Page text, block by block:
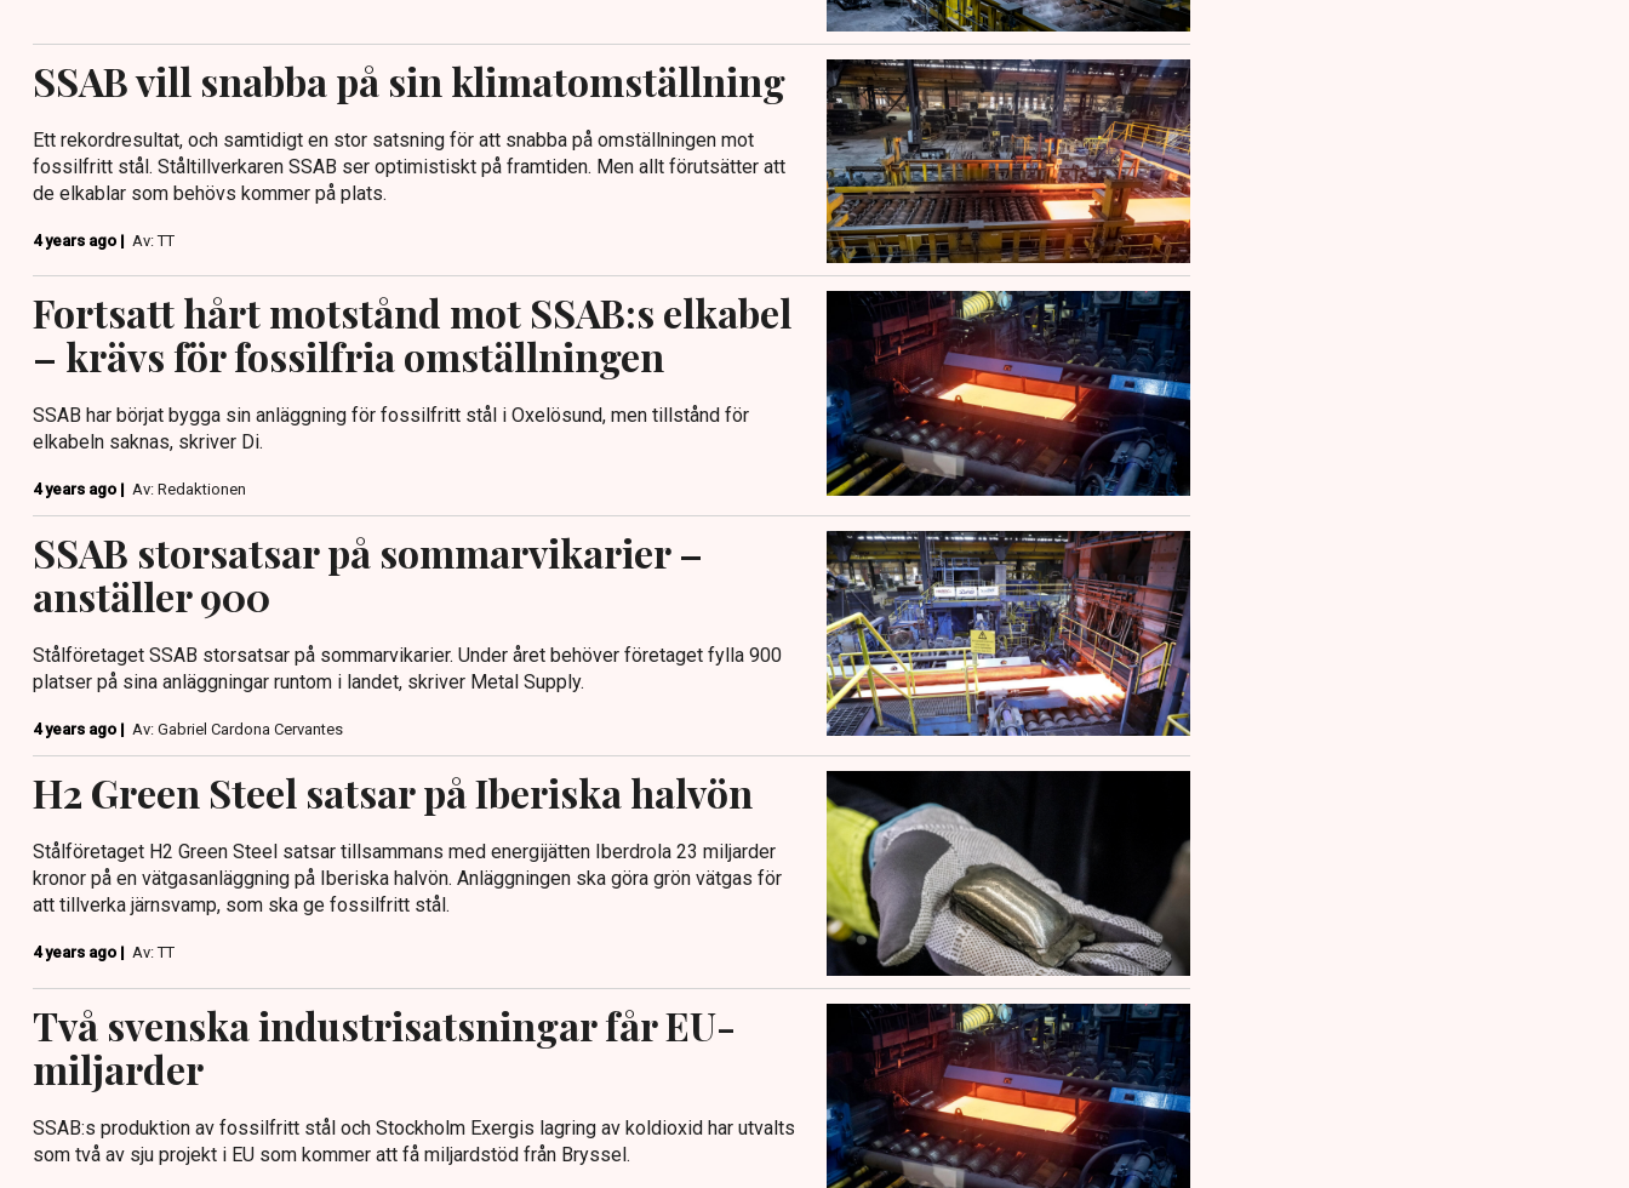
SSAB vill snabba på sin klimatomställning
Ett rekordresultat, och samtidigt en stor satsning för att snabba på omställningen mot
fossilfritt stål. Ståltillverkaren SSAB ser optimistiskt på framtiden. Men allt förutsätter att
de elkablar som behövs kommer på plats.
4 years ago | Av: TT
Fortsatt hårt motstånd mot SSAB:s elkabel
– krävs för fossilfria omställningen
SSAB har börjat bygga sin anläggning för fossilfritt stål i Oxelösund, men tillstånd för
elkabeln saknas, skriver Di.
4 years ago | Av: Redaktionen
SSAB storsatsar på sommarvikarier –
anställer 900
Stålföretaget SSAB storsatsar på sommarvikarier. Under året behöver företaget fylla 900
platser på sina anläggningar runtom i landet, skriver Metal Supply.
4 years ago | Av: Gabriel Cardona Cervantes
H2 Green Steel satsar på Iberiska halvön
Stålföretaget H2 Green Steel satsar tillsammans med energijätten Iberdrola 23 miljarder
kronor på en vätgasanläggning på Iberiska halvön. Anläggningen ska göra grön vätgas för
att tillverka järnsvamp, som ska ge fossilfritt stål.
4 years ago | Av: TT
Två svenska industrisatsningar får EU-
miljarder
SSAB:s produktion av fossilfritt stål och Stockholm Exergis lagring av koldioxid har utvalts
som två av sju projekt i EU som kommer att få miljardstöd från Bryssel.